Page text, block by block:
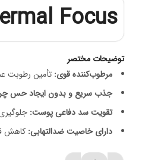
Focus
توضیحات مختصر
مرطوب‌کننده قوی: تأمین رطوبت
جذب سریع و بدون ایجاد حس
تقویت سد دفاعی پوست:
دارای خاصیت ضدالتهابی: کاهش